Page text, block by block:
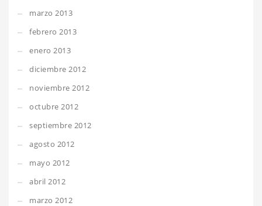
marzo 2013
febrero 2013
enero 2013
diciembre 2012
noviembre 2012
octubre 2012
septiembre 2012
agosto 2012
mayo 2012
abril 2012
marzo 2012